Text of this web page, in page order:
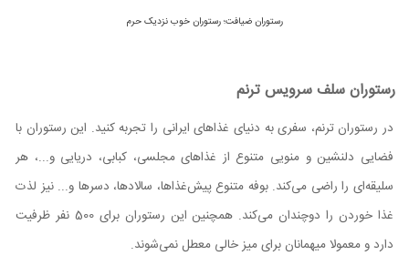
رستوران ضیافت؛ رستوران خوب نزدیک حرم
رستوران سلف سرویس ترنم
در رستوران ترنم، سفری به دنیای غذاهای ایرانی را تجربه کنید. این رستوران با
فضایی دلنشین و منویی متنوع از غذاهای مجلسی، کبابی، دریایی و...، هر
سلیقه‌ای را راضی می‌کند. بوفه متنوع پیش‌غذاها، سالادها، دسرها و... نیز لذت
غذا خوردن را دوچندان می‌کند. همچنین این رستوران برای 500 نفر ظرفیت
دارد و معمولا میهمانان برای میز خالی معطل نمی‌شوند.